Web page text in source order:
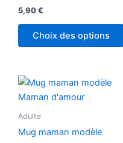
5,90€
Choix des options
Adulte
Mug maman modèle